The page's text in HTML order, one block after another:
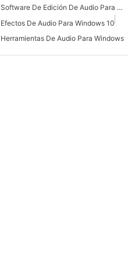
Software De Edición De Audio Para Windows 7
Efectos De Audio Para Windows 10
Herramientas De Audio Para Windows